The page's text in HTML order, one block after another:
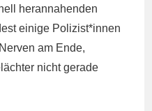
herannahenden
einige Polizist*innen
am Ende,
nicht gerade